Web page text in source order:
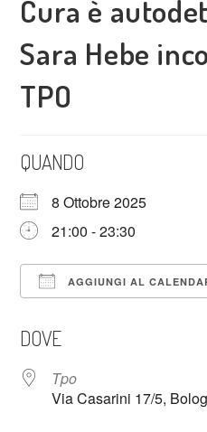
Cura è
Sara Hebe
TPO
QUANDO
8 Ottobre 2025
21:00 - 23:30
AGGIUNGI AL
DOVE
Tpo
Via Casarini 17/5,